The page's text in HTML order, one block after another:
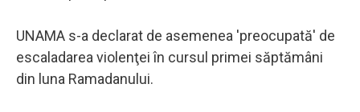
UNAMA s-a declarat de asemenea 'preocupată' de
escaladarea violenţei în cursul primei săptămâni
din luna Ramadanului.